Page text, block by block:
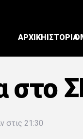
ΑΡΧΙΚΗΙΣΤΟΡΙΑ
στο
στις 21:30